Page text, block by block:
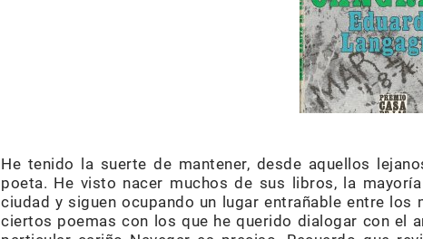
He tenido la suerte de mantener, desde aquellos
poeta. He visto nacer muchos de sus libros, la
ciudad y siguen ocupando un lugar entrañable entre
ciertos poemas con los que he querido dialogar con el